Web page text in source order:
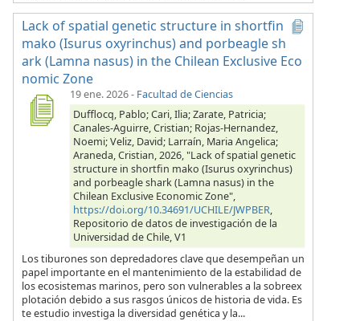
Lack of spatial genetic structure in shortfin
mako (Isurus oxyrinchus) and porbeagle sh
ark (Lamna nasus) in the Chilean Exclusive Eco
nomic Zone
19 ene. 2026- Facultad de Ciencias
Dufflocq, Pablo; Cari, Ilia; Zarate, Patricia;
Canales-Aguirre, Cristian; Rojas-Hernandez,
Noemi; Veliz, David; Larraín, Maria Angelica;
Araneda, Cristian, 2026, "Lack of spatial genetic
structure in shortfin mako (Isurus oxyrinchus)
and porbeagle shark (Lamna nasus) in the
Chilean Exclusive Economic Zone",
https://doi.org/10.34691/UCHILE/JWPBER,
Repositorio de datos de investigación de la
Universidad de Chile, V1
Los tiburones son depredadores clave que desempeñan un
papel importante en el mantenimiento de la estabilidad de
los ecosistemas marinos, pero son vulnerables a la sobreex
plotación debido a sus rasgos únicos de historia de vida. Es
te estudio investiga la diversidad genética y la...